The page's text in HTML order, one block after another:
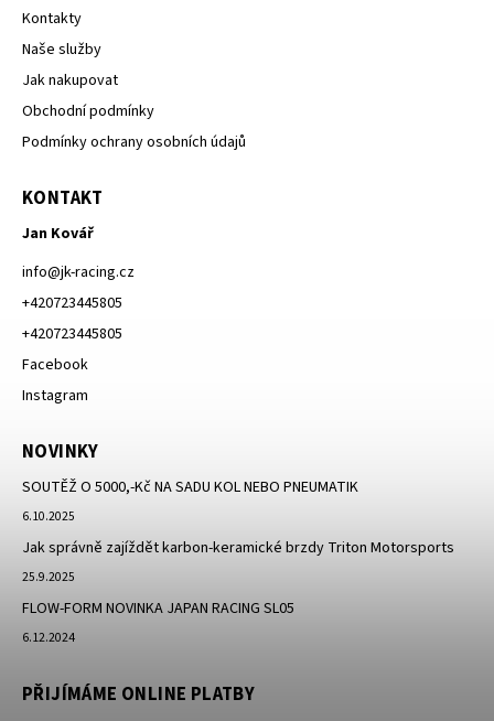
Kontakty
Naše služby
Jak nakupovat
Obchodní podmínky
Podmínky ochrany osobních údajů
KONTAKT
Jan Kovář
info@jk-racing.cz
+420723445805
+420723445805
Facebook
Instagram
NOVINKY
SOUTĚŽ O 5000,-Kč NA SADU KOL NEBO PNEUMATIK
6.10.2025
Jak správně zajíždět karbon-keramické brzdy Triton Motorsports
25.9.2025
FLOW-FORM NOVINKA JAPAN RACING SL05
6.12.2024
PŘIJÍMÁME ONLINE PLATBY